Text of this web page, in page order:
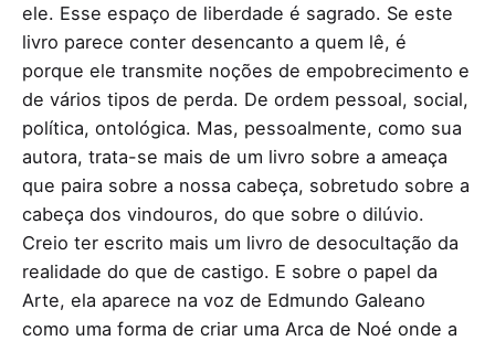
ele. Esse espaço de liberdade é sagrado. Se este
livro parece conter desencanto a quem lê, é
porque ele transmite noções de empobrecimento e
de vários tipos de perda. De ordem pessoal, social,
política, ontológica. Mas, pessoalmente, como sua
autora, trata-se mais de um livro sobre a ameaça
que paira sobre a nossa cabeça, sobretudo sobre a
cabeça dos vindouros, do que sobre o dilúvio.
Creio ter escrito mais um livro de desocultação da
realidade do que de castigo. E sobre o papel da
Arte, ela aparece na voz de Edmundo Galeano
como uma forma de criar uma Arca de Noé onde a